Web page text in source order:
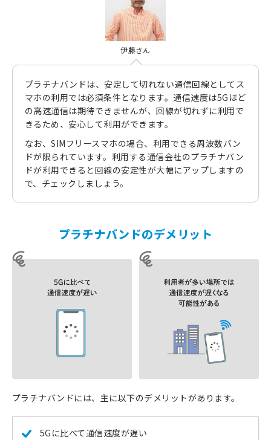
伊藤さん
プラチナバンドは、安定して切れない通信回線としてス
マホの利用では必須条件となります。通信速度は5Gほど
の高速通信は期待できませんが、回線が切れずに利用で
きるため、安心して利用ができます。
なお、SIMフリースマホの場合、利用できる周波数バン
ドが限られています。利用する通信会社のプラチナバン
ドが利用できると回線の安定性が大幅にアップしますの
で、チェックしましょう。
プラチナバンドのデメリット
プラチナバンドには、主に以下のデメリットがあります。
5Gに比べて通信速度が遅い